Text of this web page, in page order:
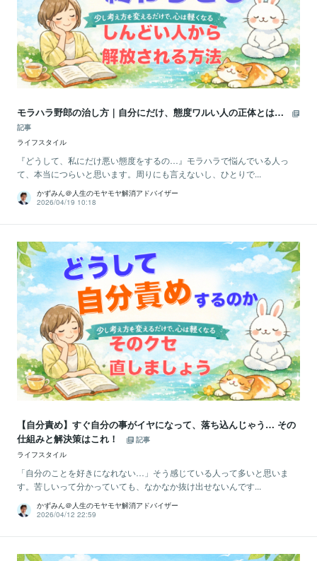
モラハラ野郎の治し方｜自分にだけ、態度ワルい人の正体とは…
記事
ライフスタイル
『どうして、私にだけ悪い態度をするの…』モラハラで悩んでいる人っ
て、本当につらいと思います。周りにも言えないし、ひとりで...
かずみん＠人生のモヤモヤ解消アドバイザー
2026/04/19 10:18
【自分責め】すぐ自分の事がイヤになって、落ち込んじゃう… その
仕組みと解決策はこれ！
記事
ライフスタイル
「自分のことを好きになれない…」そう感じている人って多いと思いま
す。苦しいって分かっていても、なかなか抜け出せないんです...
かずみん＠人生のモヤモヤ解消アドバイザー
2026/04/12 22:59